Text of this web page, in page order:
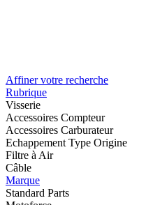
Affiner votre recherche
Rubrique
Visserie
Accessoires Compteur
Accessoires Carburateur
Echappement Type Origine
Filtre à Air
Câble
Marque
Standard Parts